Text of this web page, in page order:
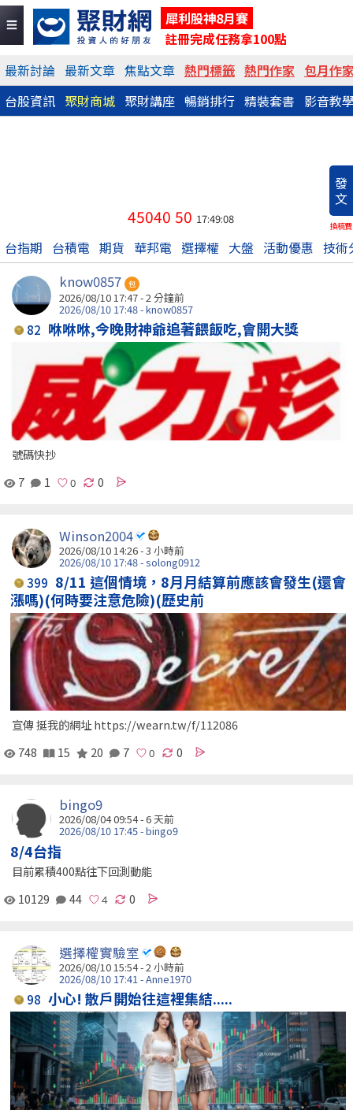
犀利股神8月賽
註冊完成任務拿100點
最新討論 最新文章 焦點文章 熱門標籤 熱門作家 包月作
台股資訊 聚財商城 聚財講座 暢銷排行 精裝套書 影音教
發
文
換稿費
45040 50 17:49:08
台指期 台積電 期貨 華邦電 選擇權 大盤 活動優惠 技術
know0857
包
2026/08/10 17:47 -2 分鐘前
2026/08/10 17:48 - know0857
82 咻咻咻,今晚財神爺追著餵飯吃,會開大獎
號碼快抄
7
1 0
Winson2004
2026/08/10 14:26 -3 小時前
2026/08/10 17:48 - solong0912
399 8/11 這個情境，8月月結算前應該會發生(還會
漲嗎)(何時要注意危險)(歷史前
宣傳 挺我的網址 https://wearn.tw/f/112086
748
15 20 7 0
bingo9
2026/08/04 09:54 - 6 天前
2026/08/10 17:45 - bingo9
8/4台指
目前累積400點往下回測動能
10129
44 0
選擇權實驗室
2026/08/10 15:54 -2 小時前
2026/08/10 17:41 - Anne1970
98 小心! 散戶開始往這裡集結.....